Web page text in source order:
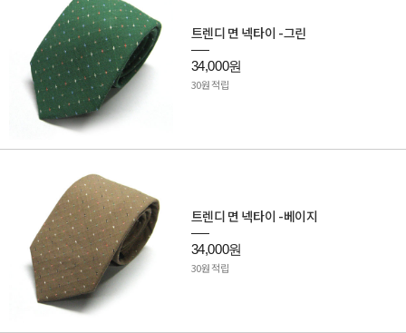
트렌디 면 넥타이 -그린
34,000원
30원 적립
트렌디 면 넥타이 -베이지
34,000원
30원 적립